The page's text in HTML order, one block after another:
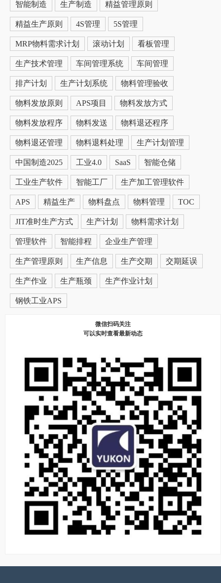
智能制造 生产制造 精益管理原则
精益生产原则 4S管理 5S管理
MRP物料需求计划 滚动计划 看板管理
生产技术管理 车间管理系统 车间管理
排产计划 生产计划系统 物料管理验收
物料发放原则 APS项目 物料发放方式
物料发放程序 物料发送 物料退还程序
物料退还管理 物料退料处理 生产计划管理
中国制造2025 工业4.0 SaaS 智能仓储
工业生产软件 智能工厂 生产加工管理软件
APS 精益生产 物料盘点 物料管理 TOC
JIT准时生产方式 生产计划 物料需求计划
管理软件 智能排程 企业生产管理
生产管理原则 生产信息 生产交期 交期延误
生产作业 生产瓶颈 生产作业计划
钢铁工业APS
微信扫码关注
可以实时查看最新动态